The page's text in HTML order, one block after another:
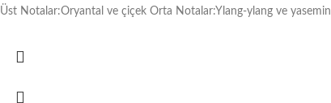
Üst Notalar:Oryantal ve çiçek Orta Notalar:Ylang-ylang ve